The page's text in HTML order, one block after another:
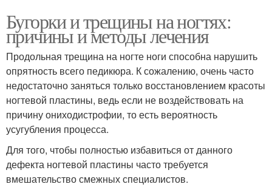
Бугорки и трещины на ногтях:
причины и методы лечения
Продольная трещина на ногте ноги способна нарушить
опрятность всего педикюра. К сожалению, очень часто
недостаточно заняться только восстановлением красоты
ногтевой пластины, ведь если не воздействовать на
причину ониходистрофии, то есть вероятность
усугубления процесса.
Для того, чтобы полностью избавиться от данного
дефекта ногтевой пластины часто требуется
вмешательство смежных специалистов.